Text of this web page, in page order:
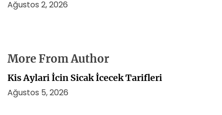
Ağustos 2, 2026
More From Author
Kis Aylari İcin Sicak İcecek Tarifleri
Ağustos 5, 2026